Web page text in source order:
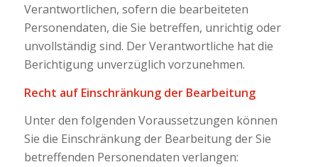
Verantwortlichen, sofern die bearbeiteten
Personendaten, die Sie betreffen, unrichtig oder
unvollständig sind. Der Verantwortliche hat die
Berichtigung unverzüglich vorzunehmen.
Recht auf Einschränkung der Bearbeitung
Unter den folgenden Voraussetzungen können
Sie die Einschränkung der Bearbeitung der Sie
betreffenden Personendaten verlangen: